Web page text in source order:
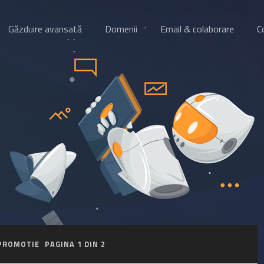
Găzduire avansată Domenii Email & colaborare
PAGINA 1 DIN 2